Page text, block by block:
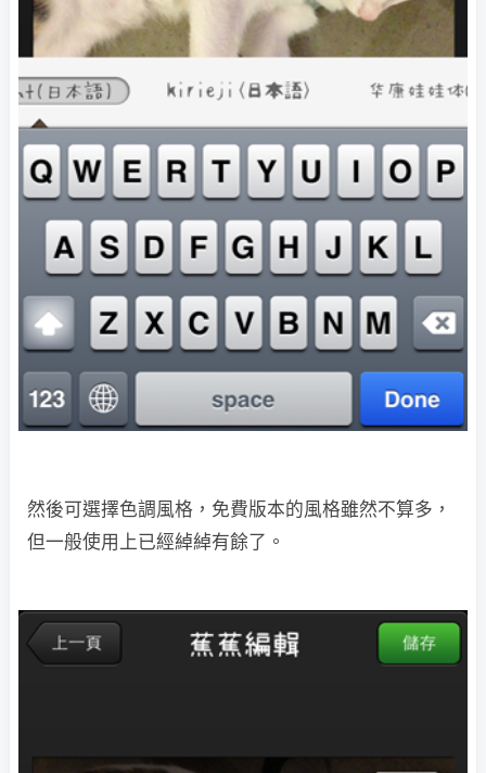
然後可選擇色調風格，免費版本的風格雖然不算多，
但一般使用上已經綽綽有餘了。